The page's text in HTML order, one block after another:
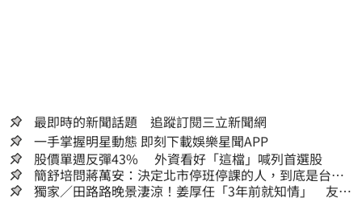
最即時的新聞話題 追蹤訂閱三立新聞網
一手掌握明星動態 即刻下載娛樂星聞APP
股價單週反彈43% 外資看好「這檔」喊列首選股
簡舒培問蔣萬安：決定北市停班停課的人，到底是台北
市長，還是氣象署？
獨家／田路路晚景淒涼！姜厚任「3年前就知情」 友人